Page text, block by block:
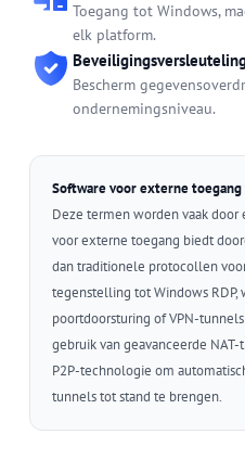
Toegang tot Windows,
elk platform.
Bescherm
ondernemingsniveau.
Software voor externe
Deze termen worden vaak door
voor externe toegang biedt
dan traditionele protocollen
tegenstelling tot Windows RDP,
poortdoorsturing of VPN-
gebruik van geavanceerde
P2P-technologie om
tunnels tot stand te brengen.